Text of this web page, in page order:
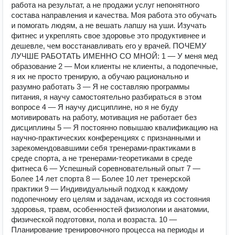
работа на результат, а не продажи услуг непонятного
состава направления и качества. Моя работа это обучать
и помогать людям, а не вешать лапшу на уши. Изучать
фитнес и укреплять свое здоровье это продуктивнее и
дешевле, чем восстанавливать его у врачей. ПОЧЕМУ
ЛУЧШЕ РАБОТАТЬ ИМЕННО СО МНОЙ: 1 — У меня мед
образование 2 — Мои клиенты не клиенты, а подопечные,
я их не просто тренирую, а обучаю рационально и
разумно работать 3 — Я не составляю программы
питания, я научу самостоятельно разбираться в этом
вопросе 4 — Я научу дисциплине, но я не буду
мотивировать на работу, мотивация не работает без
дисциплины 5 — Я постоянно повышаю квалификацию на
научно-практических конференциях с признанными и
зарекомендовавшими себя тренерами-практиками в
среде спорта, а не тренерами-теоретиками в среде
фитнеса 6 — Успешный соревновательный опыт 7 —
Более 14 лет спорта 8 — Более 10 лет тренерской
практики 9 — Индивидуальный подход к каждому
подопечному его целям и задачам, исходя из состояния
здоровья, травм, особенностей физиологии и анатомии,
физической подготовки, пола и возраста. 10 —
Планирование тренировочного процесса на периоды и